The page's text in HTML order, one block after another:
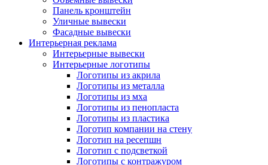
Панель кронштейн
Уличные вывески
Фасадные вывески
Интерьерная реклама
Интерьерные вывески
Интерьерные логотипы
Логотипы из акрила
Логотипы из металла
Логотипы из мха
Логотипы из пенопласта
Логотипы из пластика
Логотип компании на стену
Логотип на ресепшн
Логотип с подсветкой
Логотипы с контражуром